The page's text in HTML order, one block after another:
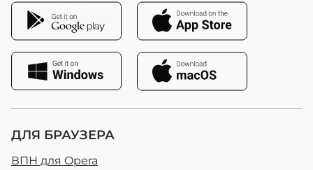
ДЛЯ БРАУЗЕРА
ВПН для Opera